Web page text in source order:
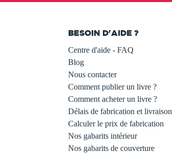
BESOIN D'AIDE ?
Centre d'aide - FAQ
Blog
Nous contacter
Comment publier un livre ?
Comment acheter un livre ?
Délais de fabrication et livraison
Calculer le prix de fabrication
Nos gabarits intérieur
Nos gabarits de couverture